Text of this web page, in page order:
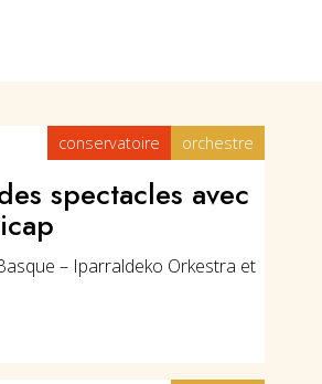
conservatoire orchestre
spectacles avec
– Iparraldeko Orkestra et